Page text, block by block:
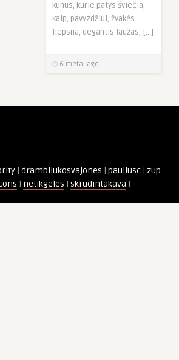
kūnus, kurie patys šviečia,
kaip, pavyzdžiui, žvakės
liepsna, degantis laužas, […]
6 metai ago
| drambliukosvajones | pauliusc | zup
| netikgeles | skrudintakava |